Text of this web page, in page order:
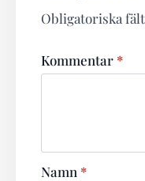
Obligatoriska
Kommentar *
Namn *